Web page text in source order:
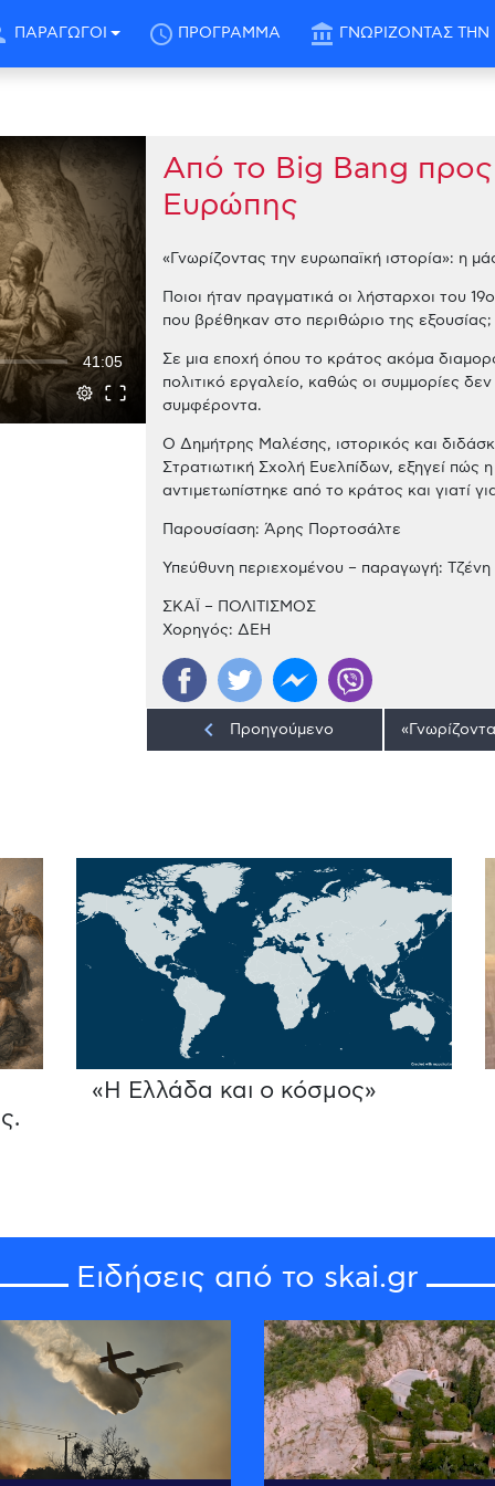
ΠΑΡΑΓΩΓΟΙ schedule ΠΡΟΓΡΑΜΜΑ account_balance ΓΝΩΡΙΖΟΝΤΑΣ ΤΗΝ
41:05
Aπό το Big Bang προς
Ευρώπης
«Γνωρίζοντας την ευρωπαϊκή ιστορία»: η
Ποιοι ήταν πραγματικά οι λήσταρχοι του
που βρέθηκαν στο περιθώριο της εξουσίας;
Σε μια εποχή όπου το κράτος ακόμα
πολιτικό εργαλείο, καθώς οι συμμορίες
συμφέροντα.
Ο Δημήτρης Μαλέσης, ιστορικός και
Στρατιωτική Σχολή Ευελπίδων, εξηγεί πώς
αντιμετωπίστηκε από το κράτος και γιατί
Παρουσίαση: Άρης Πορτοσάλτε
Υπεύθυνη περιεχομένου – παραγωγή:
ΣΚΑΪ – ΠΟΛΙΤΙΣΜΟΣ
Χορηγός: ΔΕΗ
keyboard_arrow_left Προηγούμενο
«Η Ελλάδα και ο κόσμος»
Ειδήσεις από το skai.gr